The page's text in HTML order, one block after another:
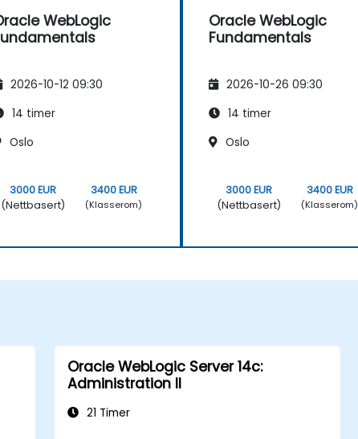
WebLogic
2026-10-12 09:30
14 timer
Oslo
3000 EUR
(Nettbasert)
3400 EUR
(Klasserom)
Oracle WebLogic
Fundamentals
2026-10-26 09:30
14 timer
Oslo
3000 EUR
(Nettbasert)
3400 EUR
(Klasserom)
Oracle WebLogic Server 14c:
Administration II
21 Timer